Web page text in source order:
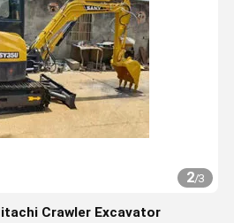
2/3
Crawler Excavator